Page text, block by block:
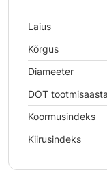
Laius
Kõrgus
Diameeter
DOT tootmisaasta
Koormusindeks
Kiirusindeks